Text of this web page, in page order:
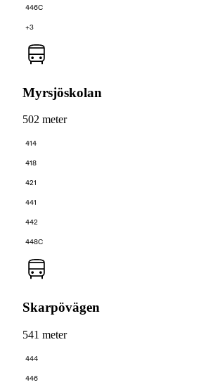
446C
+3
Myrsjöskolan
502 meter
414
418
421
441
442
448C
Skarpövägen
541 meter
444
446